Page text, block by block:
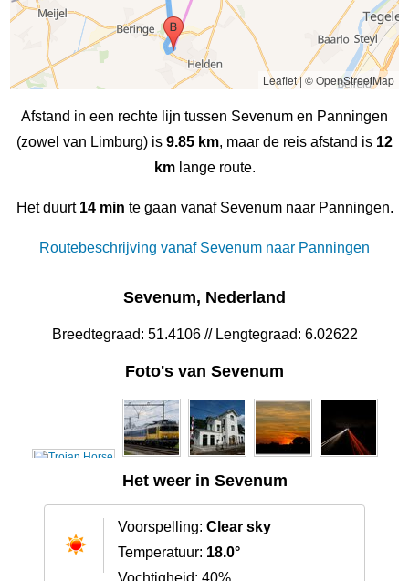
Leaflet|© OpenStreetMap
Afstand in een rechte lijn tussen Sevenum en Panningen
(zowel van Limburg) is 9.85 km, maar de reis afstand is 12
kmlange route.
Het duurt 14 min te gaan vanaf Sevenum naar Panningen.
Routebeschrijving vanaf Sevenum naar Panningen
Sevenum, Nederland
Breedtegraad: 51.4106 // Lengtegraad: 6.02622
Foto's van Sevenum
Het weer in Sevenum
Voorspelling: Clear sky
Temperatuur: 18.0°